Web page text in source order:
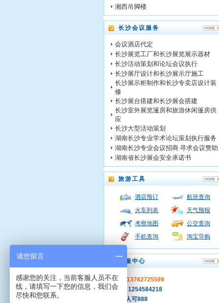
湘西吊脚楼
长沙会议服务
会议酒店代定
长沙展览工厂和长沙展览展示器材
长沙活动策划和论坛会议执行
长沙展厅设计和长沙展示厅施工
长沙展示柜制作和长沙专卖店设计装
修
长沙展台搭建和长沙展会搭建
长沙室外展览篷房和旅游休闲篷房供
应
长沙大型活动策划
湖南长沙专业学术论坛策划执行服务
湖南长沙专业会议招商 寻求会议赞助
湖南省长沙展会安全承诺书
旅游工具
酒店预订
航班查询
火车列表
天气预报
考察地图
公交查询
手机查询
淘宝导购
客服中心
手机：13762725599
QQ ：1254584218
旺旺: 人可888
请您留言
感谢您的关注，当前客服人员不在
线，请填写一下您的信息，我们会
尽快和您联系。